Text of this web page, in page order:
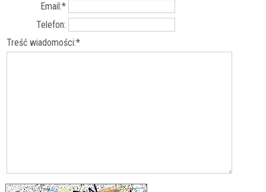
Email:*
Telefon:
Treść wiadomości:*